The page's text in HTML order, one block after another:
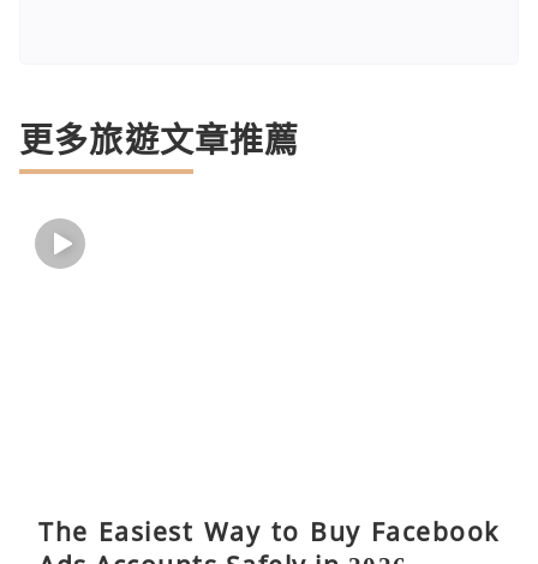
更多旅遊文章推薦
The Easiest Way to Buy Facebook